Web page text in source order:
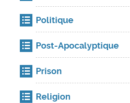
Politique
Post-Apocalyptique
Prison
Religion